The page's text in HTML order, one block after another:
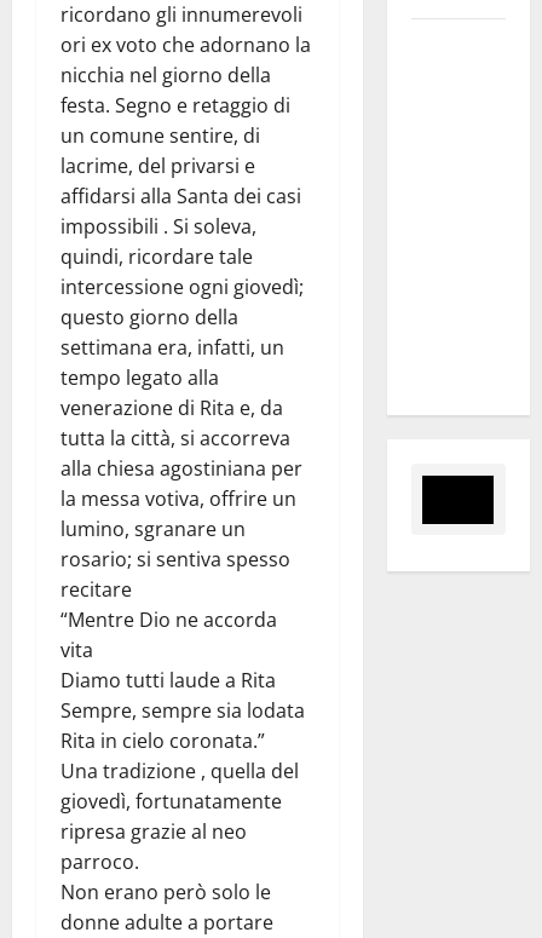
ricordano gli innumerevoli
ori ex voto che adornano la
nicchia nel giorno della
festa. Segno e retaggio di
un comune sentire, di
lacrime, del privarsi e
affidarsi alla Santa dei casi
impossibili . Si soleva,
quindi, ricordare tale
intercessione ogni giovedì;
questo giorno della
settimana era, infatti, un
tempo legato alla
venerazione di Rita e, da
tutta la città, si accorreva
alla chiesa agostiniana per
la messa votiva, offrire un
lumino, sgranare un
rosario; si sentiva spesso
recitare
“Mentre Dio ne accorda
vita
Diamo tutti laude a Rita
Sempre, sempre sia lodata
Rita in cielo coronata.”
Una tradizione , quella del
giovedì, fortunatamente
ripresa grazie al neo
parroco.
Non erano però solo le
donne adulte a portare